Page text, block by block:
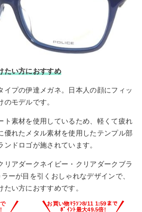
たい方におすすめ
イプの伊達メガネ。日本人の顔にフィッ
のモデルです。
ト素材を使用しているため、軽くて疲れ
優れたメタル素材を使用したテンプル部
ドロゴが施されています。
リアダークネイビー・クリアダークブラ
ーが目を引くおしゃれなデザインで、
い方におすすめです。